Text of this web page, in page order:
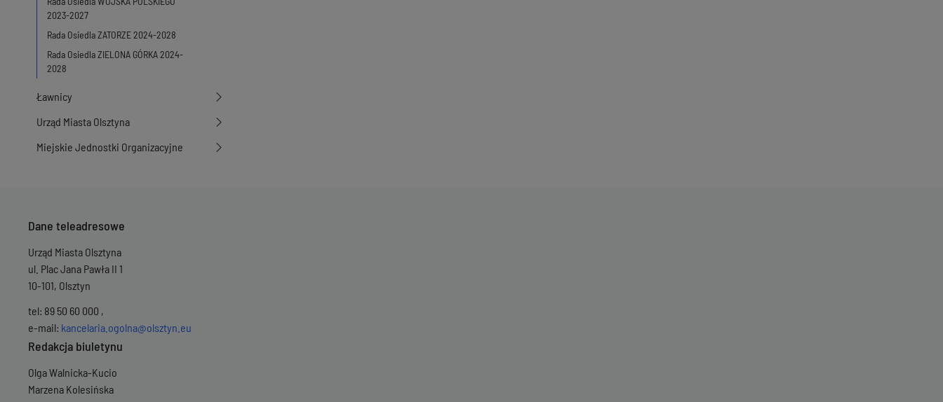
2023-2027
Rada Osiedla ZATORZE 2024-2028
Rada Osiedla ZIELONA GÓRKA 2024-
2028
Ławnicy
Urząd Miasta Olsztyna
Miejskie Jednostki Organizacyjne
Dane teleadresowe
Urząd Miasta Olsztyna
ul. Plac Jana Pawła II 1
10-101, Olsztyn
tel: 89 50 60 000 ,
e-mail: kancelaria.ogolna@olsztyn.eu
Redakcja biuletynu
Olga Walnicka-Kucio
Marzena Kolesińska